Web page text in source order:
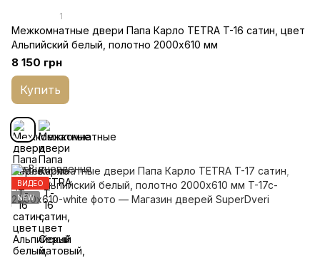
1
Межкомнатные двери Папа Карло TETRA T-16 cатин, цвет
Альпийский белый, полотно 2000х610 мм
8 150 грн
Купить
ВИДЕО
NEW